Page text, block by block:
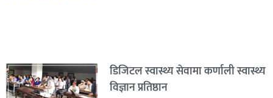
डिजिटल स्वास्थ्य सेवामा कर्णाली स्वास्थ्य
विज्ञान प्रतिष्ठान